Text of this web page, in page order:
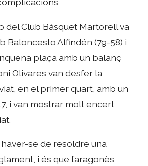
del Club Bàsquet Martorell va
Baloncesto Alfindén (79-58) i
plaça amb un balanç
Olivares van desfer la
en el primer quart, amb un
i van mostrar molt encert
haver-se de resoldre una
i és que l’aragonès